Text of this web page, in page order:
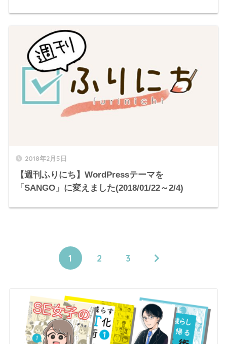
2018年2月5日
【週刊ふりにち】WordPressテーマを
「SANGO」に変えました(2018/01/22～2/4)
1 2 3